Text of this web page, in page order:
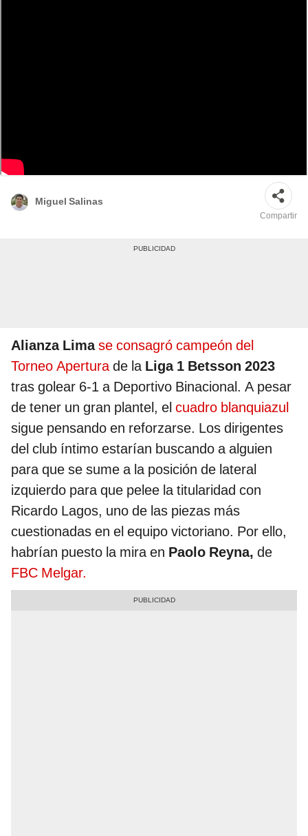
FBC Melgar no arrancó bien la Liga 1 2023. Foto: Archivo GLR
Miguel Salinas
Compartir
Alianza Limase consagró campeón del
Torneo Aperturade la Liga 1 Betsson 2023
tras golear 6-1 a Deportivo Binacional. A pesar
de tener un gran plantel, el cuadro blanquiazul
sigue pensando en reforzarse. Los dirigentes
del club íntimo estarían buscando a alguien
para que se sume a la posición de lateral
izquierdo para que pelee la titularidad con
Ricardo Lagos, uno de las piezas más
cuestionadas en el equipo victoriano. Por ello,
habrían puesto la mira en Paolo Reyna, de
FBC Melgar.